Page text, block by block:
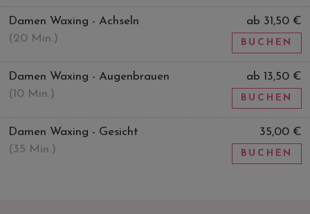
Damen Waxing - Achseln
(20 Min.)
ab 31,50 €
BUCHEN
Damen Waxing - Augenbrauen
(10 Min.)
ab 13,50 €
BUCHEN
Damen Waxing - Gesicht
(35 Min.)
35,00 €
BUCHEN